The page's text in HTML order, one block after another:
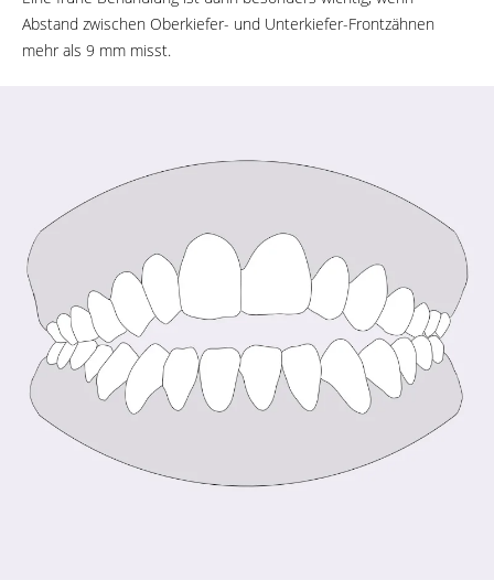
Abstand zwischen Oberkiefer- und Unterkiefer-Frontzähnen
mehr als 9 mm misst.